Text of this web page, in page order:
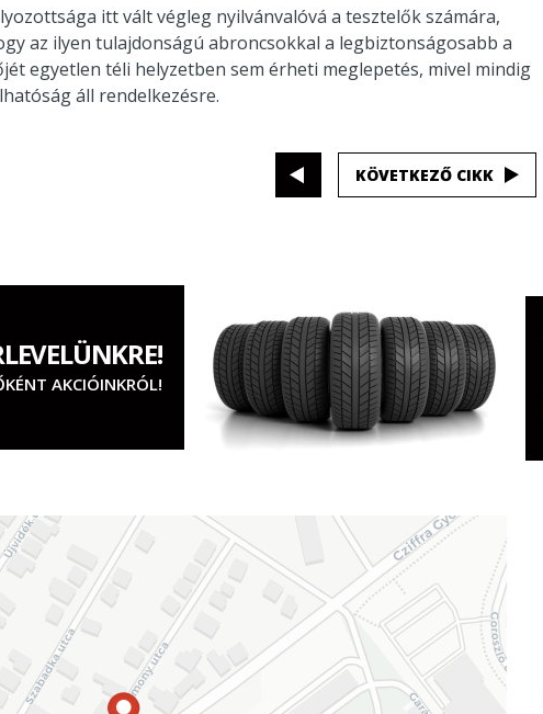
itt vált végleg nyilvánvalóvá a tesztelők számára,
az ilyen tulajdonságú abroncsokkal a legbiztonságosabb a
egyetlen téli helyzetben sem érheti meglepetés, mivel mindig
áll rendelkezésre.
KÖVETKEZŐ CIKK
AKCIÓINKRÓL!